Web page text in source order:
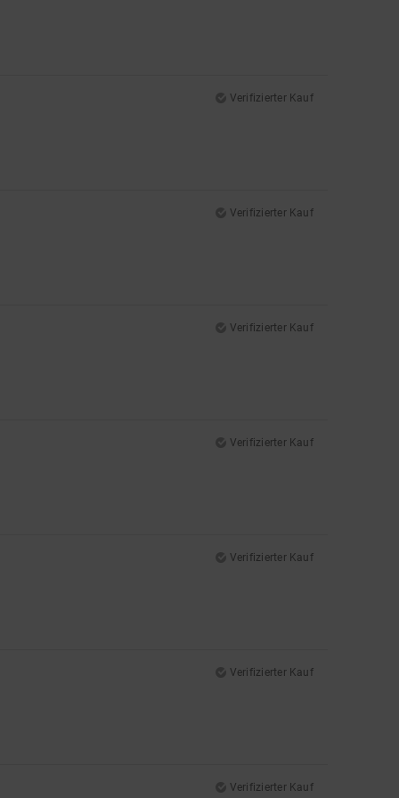
Verifizierter Kauf
Verifizierter Kauf
Verifizierter Kauf
Verifizierter Kauf
Verifizierter Kauf
Verifizierter Kauf
Verifizierter Kauf